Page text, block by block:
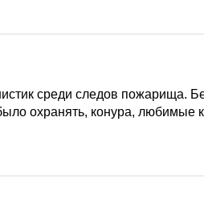
среди следов пожарища.
охранять, конура, любимые